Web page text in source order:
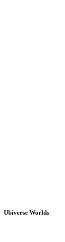
Ubiverse Worlds